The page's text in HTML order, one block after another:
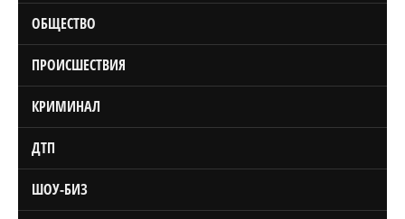
ОБЩЕСТВО
ПРОИСШЕСТВИЯ
КРИМИНАЛ
ДТП
ШОУ-БИЗ